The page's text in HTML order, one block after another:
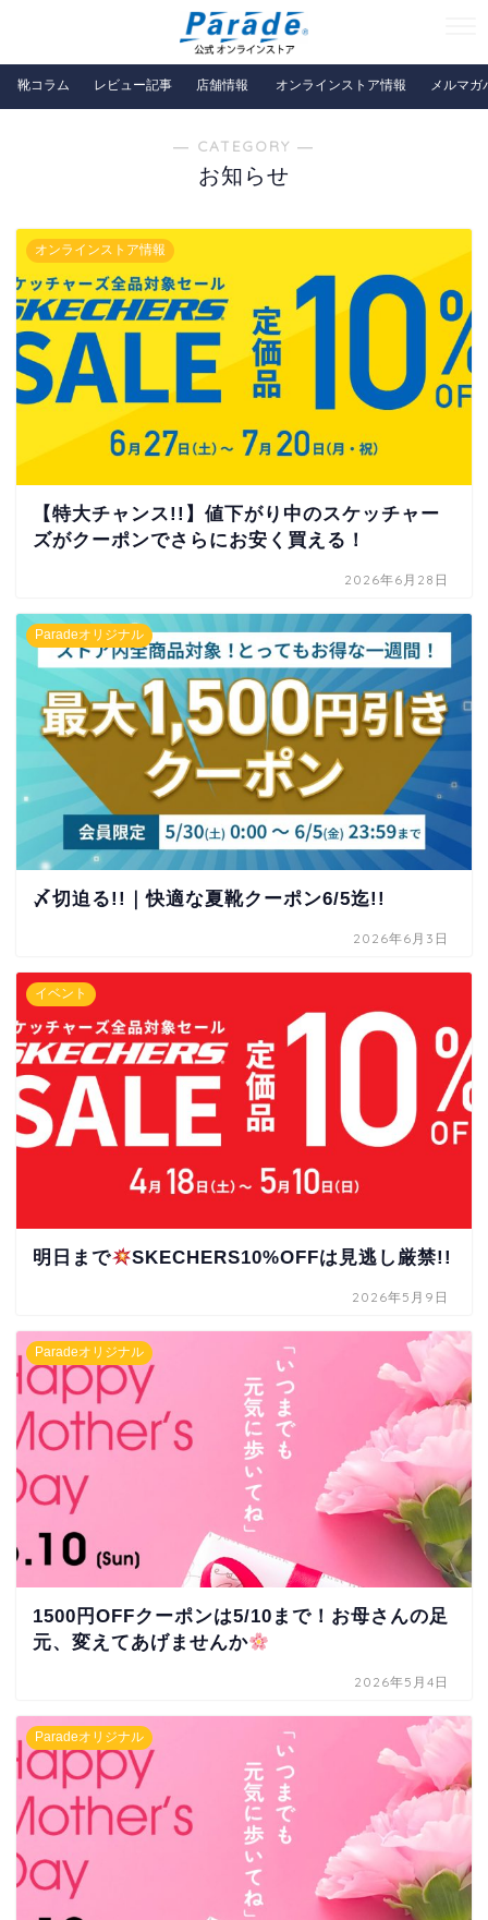
靴コラム レビュー記事 店舗情報 オンラインストア情報 メルマガ
― CATEGORY ―
お知らせ
オンラインストア情報
【特大チャンス!!】値下がり中のスケッチャー
ズがクーポンでさらにお安く買える！
2026年6月28日
Paradeオリジナル
〆切迫る!!｜快適な夏靴クーポン6/5迄!!
2026年6月3日
イベント
明日まで SKECHERS10%OFFは見逃し厳禁!!
2026年5月9日
Paradeオリジナル
1500円OFFクーポンは5/10まで！お母さんの足
元、変えてあげませんか
2026年5月4日
Paradeオリジナル